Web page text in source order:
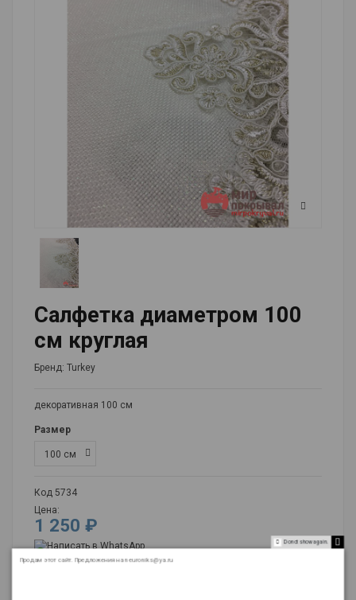
Салфетка диаметром 100
см круглая
Бренд: Turkey
декоративная 100 см
Размер
Код 5734
Цена:
1 250 ₽
Do not show again.
Продам этот сайт. Предложения на neuroniks@ya.ru